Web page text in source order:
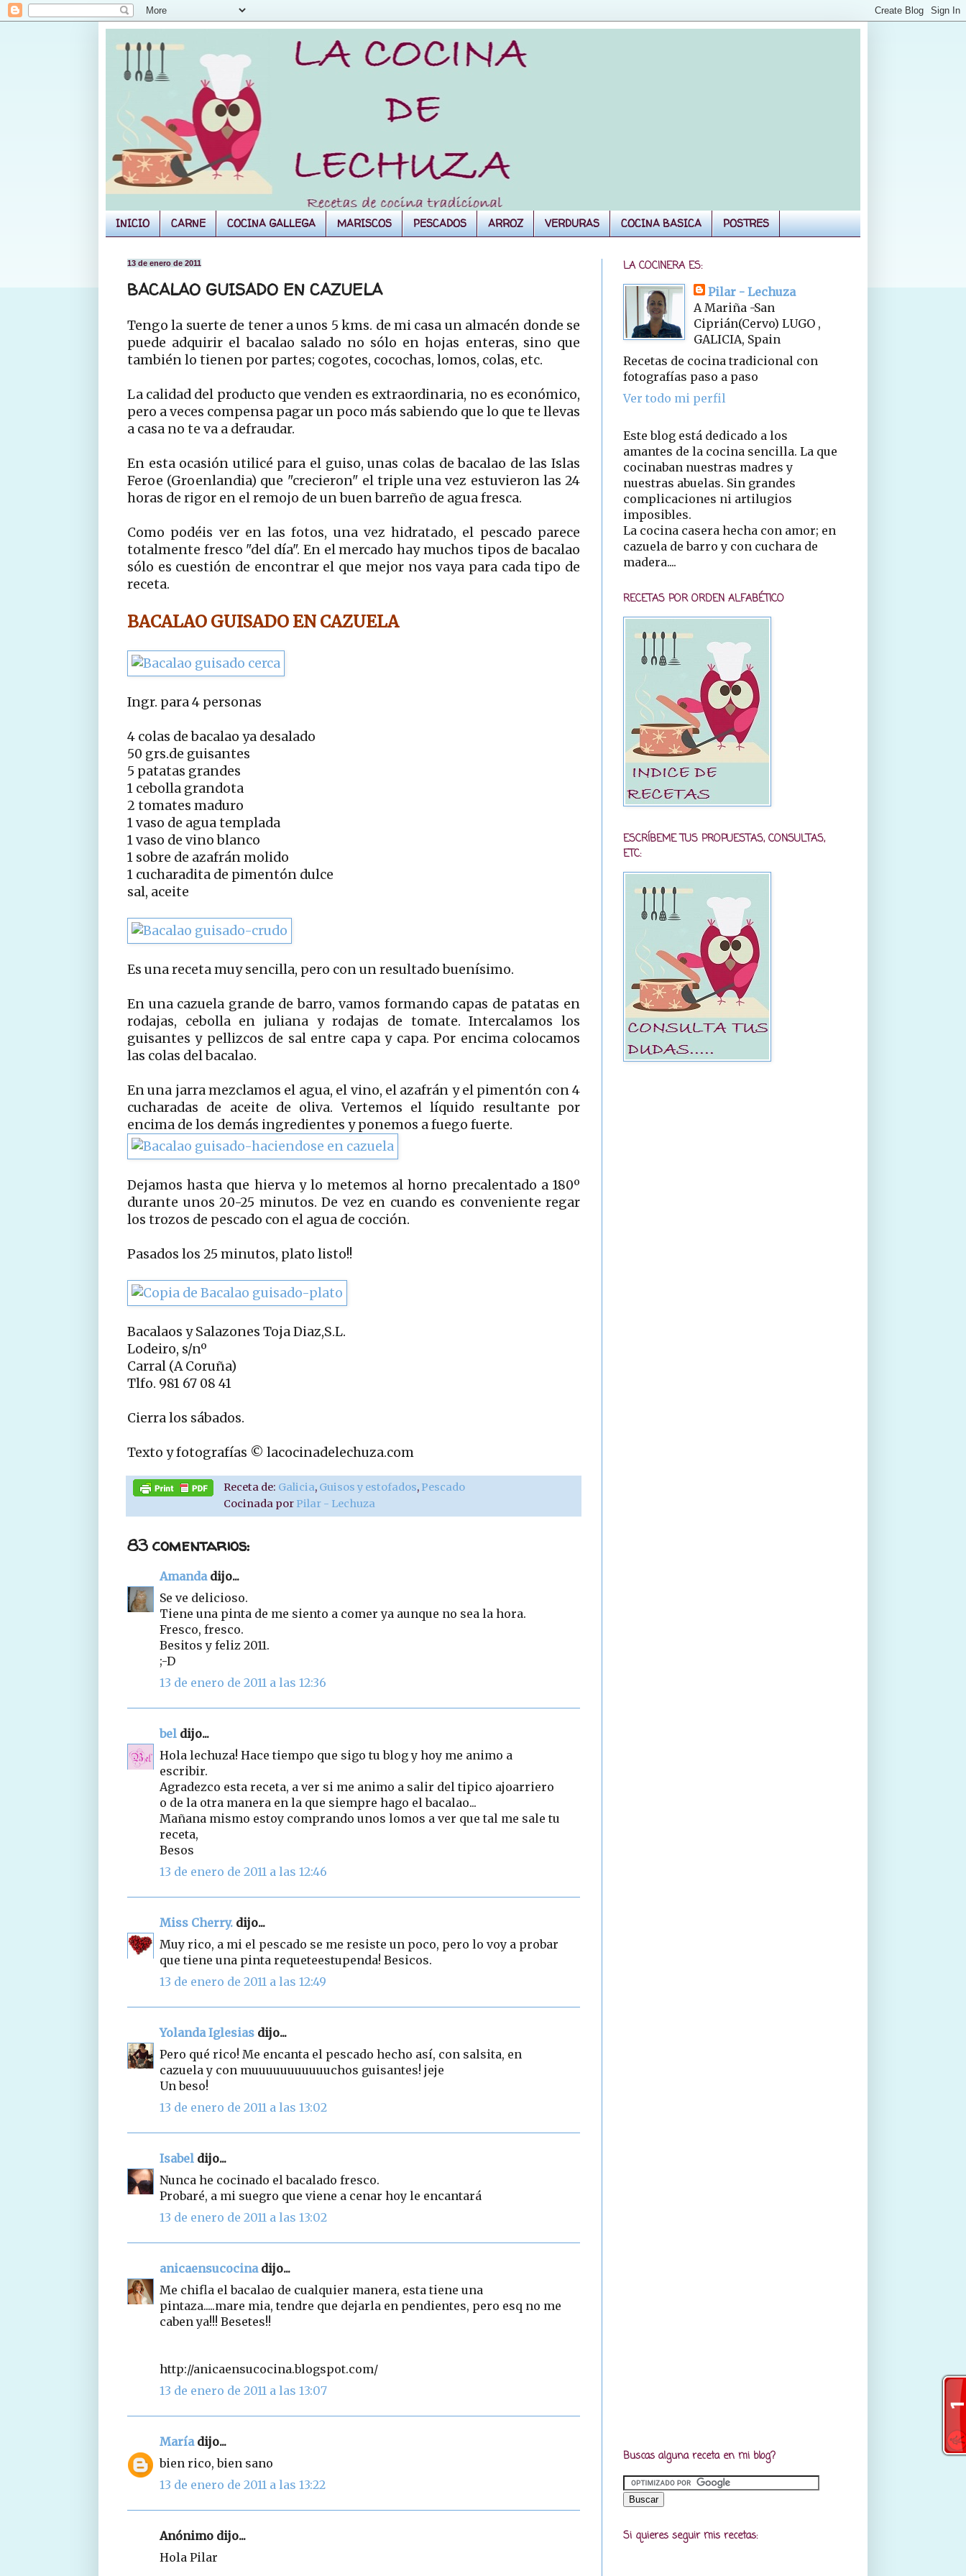
INICIO CARNE COCINA GALLEGA MARISCOS PESCADOS ARROZ VERDURAS COCINA BASICA POSTRES
13 de enero de 2011
BACALAO GUISADO EN CAZUELA
Tengo la suerte de tener a unos 5 kms. de mi casa un almacén donde se
puede adquirir el bacalao salado no sólo en hojas enteras, sino que
también lo tienen por partes; cogotes, cocochas, lomos, colas, etc.
La calidad del producto que venden es extraordinaria, no es económico,
pero a veces compensa pagar un poco más sabiendo que lo que te llevas
a casa no te va a defraudar.
En esta ocasión utilicé para el guiso, unas colas de bacalao de las Islas
Feroe (Groenlandia) que "crecieron" el triple una vez estuvieron las 24
horas de rigor en el remojo de un buen barreño de agua fresca.
Como podéis ver en las fotos, una vez hidratado, el pescado parece
totalmente fresco "del día". En el mercado hay muchos tipos de bacalao
sólo es cuestión de encontrar el que mejor nos vaya para cada tipo de
receta.
BACALAO GUISADO EN CAZUELA
Ingr. para 4 personas
4 colas de bacalao ya desalado
50 grs.de guisantes
5 patatas grandes
1 cebolla grandota
2 tomates maduro
1 vaso de agua templada
1 vaso de vino blanco
1 sobre de azafrán molido
1 cucharadita de pimentón dulce
sal, aceite
Es una receta muy sencilla, pero con un resultado buenísimo.
En una cazuela grande de barro, vamos formando capas de patatas en
rodajas, cebolla en juliana y rodajas de tomate. Intercalamos los
guisantes y pellizcos de sal entre capa y capa. Por encima colocamos
las colas del bacalao.
En una jarra mezclamos el agua, el vino, el azafrán y el pimentón con 4
cucharadas de aceite de oliva. Vertemos el líquido resultante por
encima de los demás ingredientes y ponemos a fuego fuerte.
Dejamos hasta que hierva y lo metemos al horno precalentado a 180º
durante unos 20-25 minutos. De vez en cuando es conveniente regar
los trozos de pescado con el agua de cocción.
Pasados los 25 minutos, plato listo!!
Bacalaos y Salazones Toja Diaz,S.L.
Lodeiro, s/nº
Carral (A Coruña)
Tlfo. 981 67 08 41
Cierra los sábados.
Texto y fotografías © lacocinadelechuza.com
Receta de: Galicia, Guisos y estofados, Pescado
Cocinada por Pilar - Lechuza
83 comentarios:
Amandadijo...
Se ve delicioso.
Tiene una pinta de me siento a comer ya aunque no sea la hora.
Fresco, fresco.
Besitos y feliz 2011.
;-D
13 de enero de 2011 a las 12:36
bel dijo...
Hola lechuza! Hace tiempo que sigo tu blog y hoy me animo a
escribir.
Agradezco esta receta, a ver si me animo a salir del tipico ajoarriero
o de la otra manera en la que siempre hago el bacalao...
Mañana mismo estoy comprando unos lomos a ver que tal me sale tu
receta,
Besos
13 de enero de 2011 a las 12:46
Miss Cherry. dijo...
Muy rico, a mi el pescado se me resiste un poco, pero lo voy a probar
que tiene una pinta requeteestupenda! Besicos.
13 de enero de 2011 a las 12:49
Yolanda Iglesias dijo...
Pero qué rico! Me encanta el pescado hecho así, con salsita, en
cazuela y con muuuuuuuuuuuchos guisantes! jeje
Un beso!
13 de enero de 2011 a las 13:02
Isabel dijo...
Nunca he cocinado el bacalado fresco.
Probaré, a mi suegro que viene a cenar hoy le encantará
13 de enero de 2011 a las 13:02
anicaensucocinadijo...
Me chifla el bacalao de cualquier manera, esta tiene una
pintaza.....mare mia, tendre que dejarla en pendientes, pero esq no me
caben ya!!! Besetes!!
http://anicaensucocina.blogspot.com/
13 de enero de 2011 a las 13:07
Maríadijo...
bien rico, bien sano
13 de enero de 2011 a las 13:22
Anónimo dijo...
Hola Pilar
LA COCINERA ES:
Pilar - Lechuza
A Mariña -San
Ciprián(Cervo) LUGO ,
GALICIA, Spain
Recetas de cocina tradicional con
fotografías paso a paso
Ver todo mi perfil
Este blog está dedicado a los
amantes de la cocina sencilla. La que
cocinaban nuestras madres y
nuestras abuelas. Sin grandes
complicaciones ni artilugios
imposibles.
La cocina casera hecha con amor; en
cazuela de barro y con cuchara de
madera....
RECETAS POR ORDEN ALFABÉTICO
ESCRÍBEME TUS PROPUESTAS, CONSULTAS,
ETC:
Buscas alguna receta en mi blog?
Si quieres seguir mis recetas: